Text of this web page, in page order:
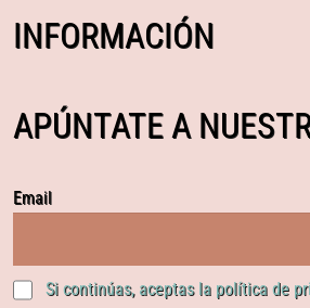
INFORMACIÓN
APÚNTATE A
Email
Si continúas, aceptas la política de